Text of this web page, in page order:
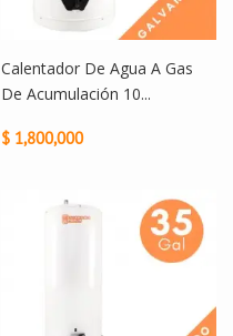
Calentador De Agua A Gas
De Acumulación 10...
$ 1,800,000